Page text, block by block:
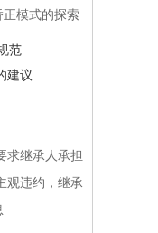
模式的探索
范
建议
求继承人承担
观违约，继承